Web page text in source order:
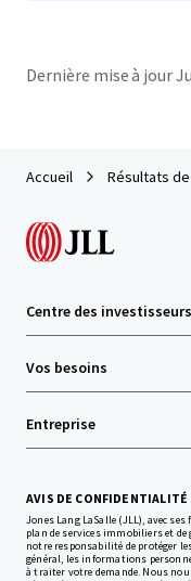
Dernière mise à jour
Accueil Résultats
Centre des investisseurs
Vos besoins
Entreprise
AVIS DE CONFIDENTIALITÉ
Jones Lang LaSalle (JLL), avec
plan de services immobiliers et
notre responsabilité de protéger
général, les informations
à traiter votre demande. Nous